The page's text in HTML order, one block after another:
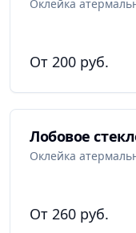
Оклейка
От 200 руб.
Лобовое
Оклейка
От 260 руб.